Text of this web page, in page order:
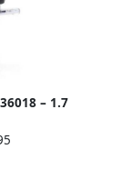
– 1.7
2200W–